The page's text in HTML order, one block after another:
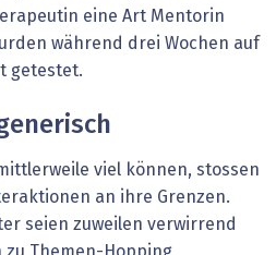
eine Art Mentorin
während drei Wochen auf
getestet.
viel können, stossen
an ihre Grenzen.
seien zuweilen verwirrend